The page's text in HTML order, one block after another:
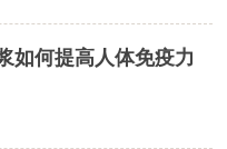
如何提高人体免疫力